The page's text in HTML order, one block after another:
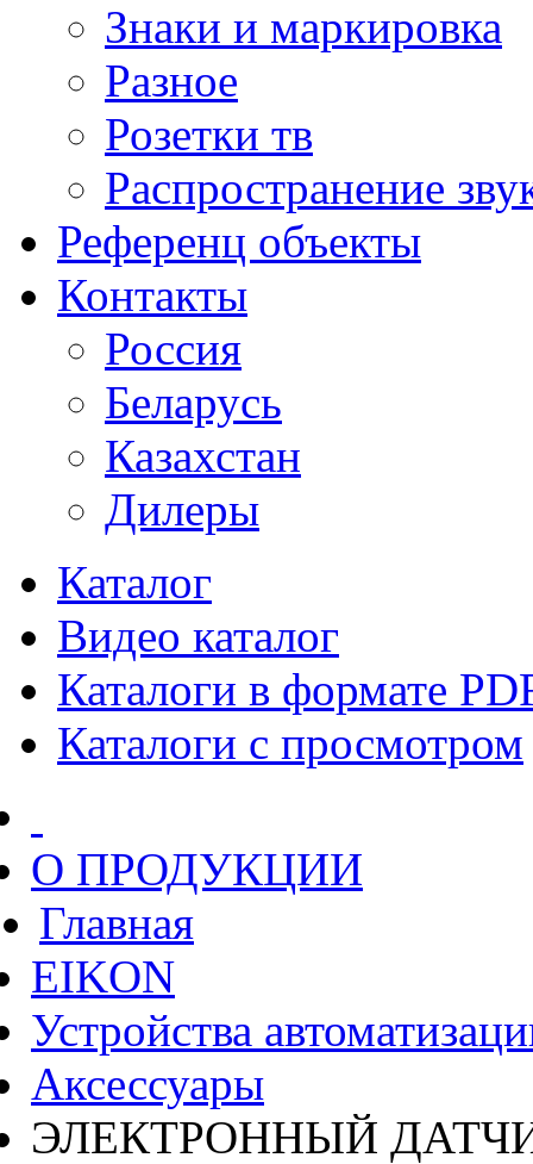
Знаки и маркировка
Разное
Розетки тв
Распространение
Референц объекты
Контакты
Россия
Беларусь
Казахстан
Дилеры
Каталог
Видео каталог
Каталоги в формате
Каталоги с просмотром
О ПРОДУКЦИИ
Главная
EIKON
Устройства
Аксессуары
ЭЛЕКТРОННЫЙ